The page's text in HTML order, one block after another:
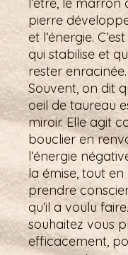
pierre
et l’énergie.
qui stabilise et
rester enracinée.
Souvent, on dit
oeil de taureau
miroir. Elle agit
bouclier en
l’énergie
la émise, tout en
prendre
qu’il a voulu
souhaitez vous
efficacement,